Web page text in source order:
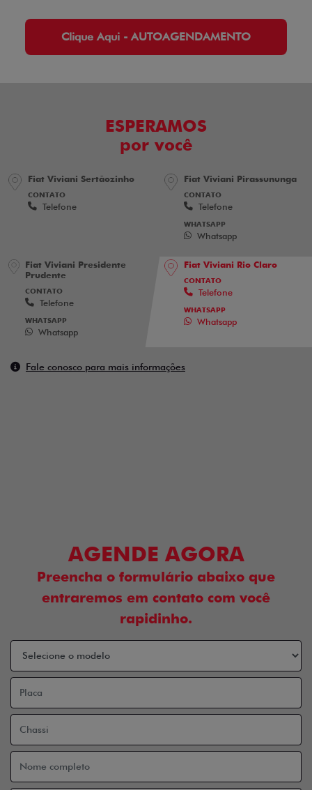
Clique Aqui - AUTOAGENDAMENTO
ESPERAMOS
por você
Fiat Viviani Sertãozinho
CONTATO
Telefone
Fiat Viviani Pirassununga
CONTATO
Telefone
WHATSAPP
Whatsapp
Fiat Viviani Presidente
Prudente
CONTATO
Telefone
WHATSAPP
Whatsapp
Fiat Viviani Rio Claro
CONTATO
Telefone
WHATSAPP
Whatsapp
Fale conosco para mais informações
AGENDE AGORA
Preencha o formulário abaixo que
entraremos em contato com você
rapidinho.